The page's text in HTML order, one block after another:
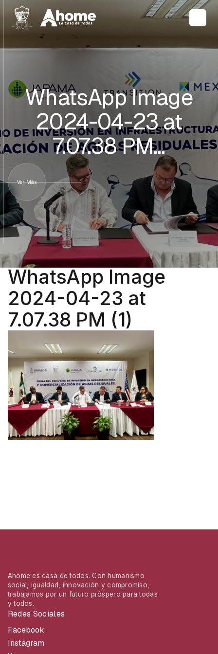
WhatsApp Image
2024-04-23 at
7.07.38 PM…
Ver Más
WhatsApp Image
2024-04-23 at
7.07.38 PM (1)
Ahome es casa de todos. Con humanismo
social, igualdad, innovación y compromiso,
trabajamos por un futuro próspero para todas
y todos.
Redes Sociales
Facebook
Instagram